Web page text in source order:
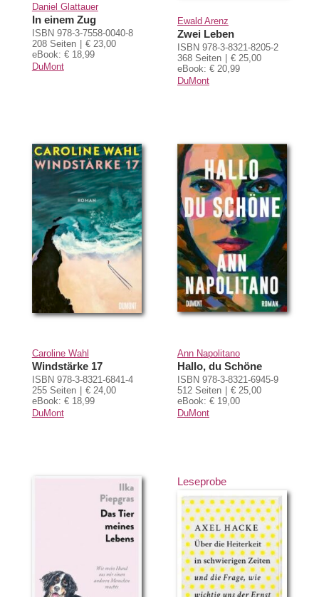
Daniel Glattauer
In einem Zug
ISBN 978-3-7558-0040-8
208 Seiten
€ 23,00
eBook: € 18,99
DuMont
Ewald Arenz
Zwei Leben
ISBN 978-3-8321-8205-2
368 Seiten
€ 25,00
eBook: € 20,99
DuMont
Caroline Wahl
Windstärke 17
ISBN 978-3-8321-6841-4
255 Seiten
€ 24,00
eBook: € 18,99
DuMont
Ann Napolitano
Hallo, du Schöne
ISBN 978-3-8321-6945-9
512 Seiten
€ 25,00
eBook: € 19,00
DuMont
Leseprobe